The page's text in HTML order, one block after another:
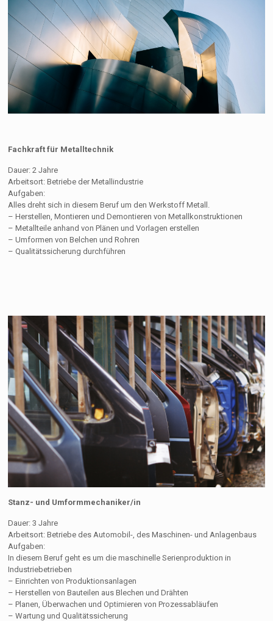
Fachkraft für Metalltechnik
Dauer: 2 Jahre
Arbeitsort: Betriebe der Metallindustrie
Aufgaben:
Alles dreht sich in diesem Beruf um den Werkstoff Metall.
– Herstellen, Montieren und Demontieren von Metallkonstruktionen
– Metallteile anhand von Plänen und Vorlagen erstellen
– Umformen von Belchen und Rohren
– Qualitätssicherung durchführen
Stanz- und Umformmechaniker/in
Dauer: 3 Jahre
Arbeitsort: Betriebe des Automobil-, des Maschinen- und Anlagenbaus
Aufgaben:
In diesem Beruf geht es um die maschinelle Serienproduktion in
Industriebetrieben
– Einrichten von Produktionsanlagen
– Herstellen von Bauteilen aus Blechen und Drähten
– Planen, Überwachen und Optimieren von Prozessabläufen
– Wartung und Qualitätssicherung